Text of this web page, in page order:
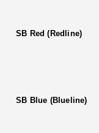
SB Red (Redline)
SB Blue (Blueline)